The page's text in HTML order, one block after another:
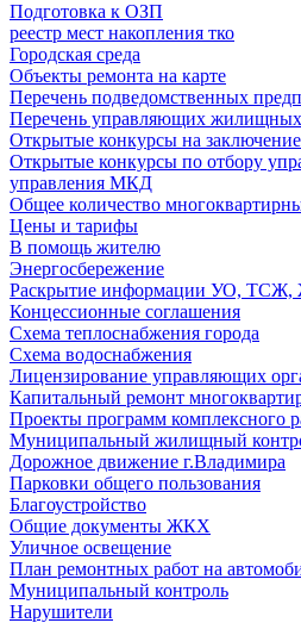
Подготовка к ОЗП
реестр мест накопления тко
Городская среда
Объекты ремонта на карте
Перечень подведомственных
Перечень управляющих жилищных
Открытые конкурсы на
Открытые конкурсы по отбору
управления МКД
Общее количество
Цены и тарифы
В помощь жителю
Энергосбережение
Раскрытие информации УО,
Концессионные соглашения
Схема теплоснабжения города
Схема водоснабжения
Лицензирование управляющих
Капитальный ремонт
Проекты программ комплексного
Муниципальный жилищный
Дорожное движение г.Владимира
Парковки общего пользования
Благоустройство
Общие документы ЖКХ
Уличное освещение
План ремонтных работ на
Муниципальный контроль
Нарушители